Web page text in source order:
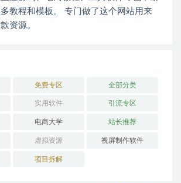
教程和模板。 专门做了这个网站用来
资源。
免费专区 全部分类
实用软件 引流专区
电商大学 站长推荐
虚拟资源 视屏制作软件
项目拆解